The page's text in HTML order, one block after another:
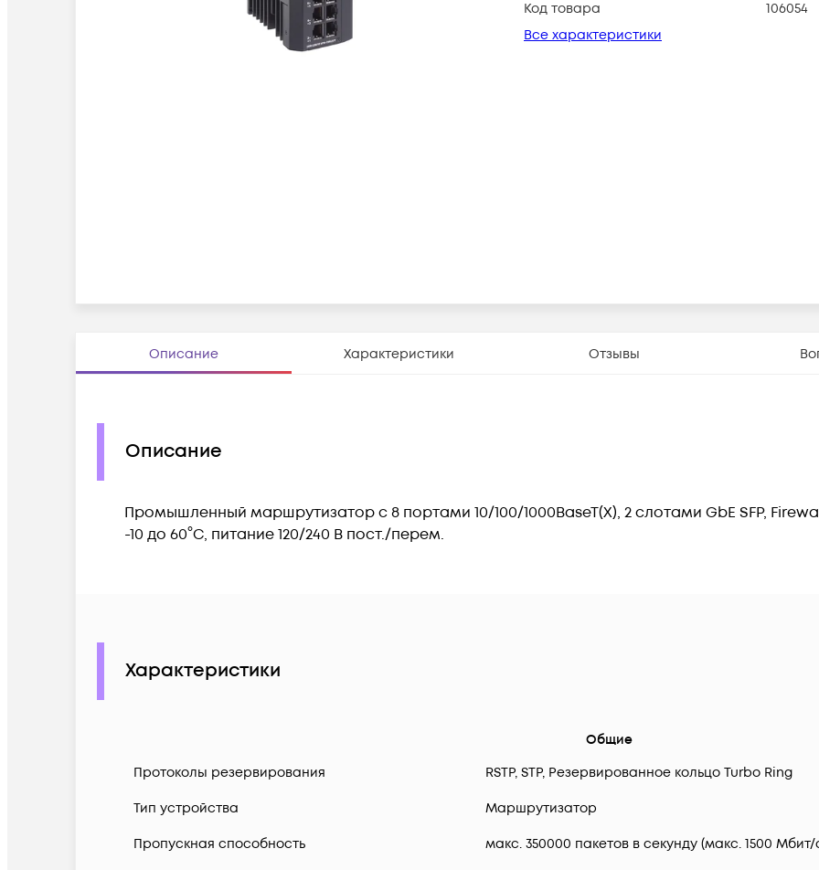
Код товара
106054
Все характеристики
Описание Характеристики Отзывы
Описание
Промышленный маршрутизатор с 8 портами 10/100/1000BaseT(X), 2 слотами GbE SFP,
-10 до 60°C, питание 120/240 В пост./перем.
Характеристики
Общие
Протоколы резервирования
RSTP, STP, Резервированное кольцо Turbo Ring
Тип устройства Маршрутизатор
Пропускная способность макс. 350000 пакетов в секунду (макс. 1500 Мбит/